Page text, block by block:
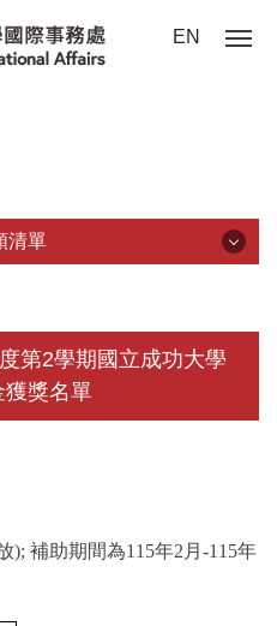
EN
清單
第2學期國立成功大學
獲獎名單
); 補助期間為115年2月-115年